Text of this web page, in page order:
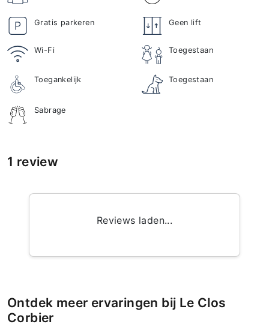
Gratis parkeren Geen lift
Wi-Fi Toegestaan
Toegankelijk Toegestaan
Sabrage
1 review
Reviews laden...
Ontdek meer ervaringen bij Le Clos
Corbier